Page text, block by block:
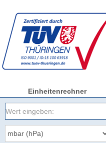
Einheitenrechner